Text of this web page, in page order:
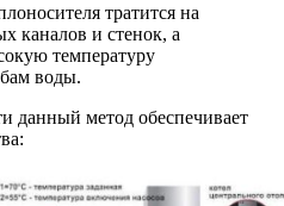
тратится на
каналов и стенок, а
температуру
воды.
данный метод обеспечивает